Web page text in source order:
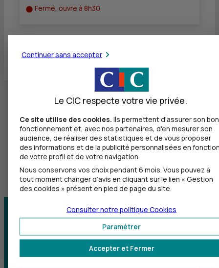
Fermé, ouvre à 8h30
Toutes les localités
Centre d'aide Trouver une agence
Sourds et
Continuer sans accepter
Le CIC respecte votre vie privée.
Ce site utilise des cookies. Ils permettent d'assurer son bon
fonctionnement et, avec nos partenaires, d'en mesurer son
audience, de réaliser des statistiques et de vous proposer
des informations et de la publicité personnalisées en
de votre profil et de votre navigation.
Nous conservons vos choix pendant 6 mois. Vous pouvez à
tout moment changer d’avis en cliquant sur le lien « Gestion
des cookies » présent en pied de page du site.
Accepter et Fermer
Paramétrer
Consulter notre politique Cookies